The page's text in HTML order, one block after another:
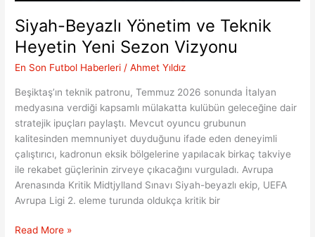
Siyah-Beyazlı Yönetim ve Teknik
Heyetin Yeni Sezon Vizyonu
En Son Futbol Haberleri /Ahmet Yıldız
Beşiktaş’ın teknik patronu, Temmuz 2026 sonunda İtalyan
medyasına verdiği kapsamlı mülakatta kulübün geleceğine dair
stratejik ipuçları paylaştı. Mevcut oyuncu grubunun
kalitesinden memnuniyet duyduğunu ifade eden deneyimli
çalıştırıcı, kadronun eksik bölgelerine yapılacak birkaç takviye
ile rekabet güçlerinin zirveye çıkacağını vurguladı. Avrupa
Arenasında Kritik Midtjylland Sınavı Siyah-beyazlı ekip, UEFA
Avrupa Ligi 2. eleme turunda oldukça kritik bir
Siyah-
Read More »